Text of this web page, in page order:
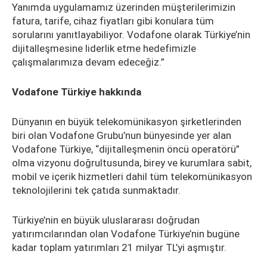
Yanımda uygulamamız üzerinden müşterilerimizin
fatura, tarife, cihaz fiyatları gibi konulara tüm
sorularını yanıtlayabiliyor. Vodafone olarak Türkiye’nin
dijitalleşmesine liderlik etme hedefimizle
çalışmalarımıza devam edeceğiz.”
Vodafone Türkiye hakkında
Dünyanın en büyük telekomünikasyon şirketlerinden
biri olan Vodafone Grubu’nun bünyesinde yer alan
Vodafone Türkiye, “dijitalleşmenin öncü operatörü”
olma vizyonu doğrultusunda, birey ve kurumlara sabit,
mobil ve içerik hizmetleri dahil tüm telekomünikasyon
teknolojilerini tek çatıda sunmaktadır.
Türkiye’nin en büyük uluslararası doğrudan
yatırımcılarından olan Vodafone Türkiye’nin bugüne
kadar toplam yatırımları 21 milyar TL’yi aşmıştır.